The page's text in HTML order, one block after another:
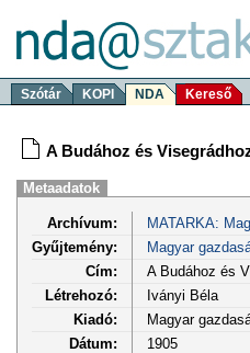
Szótár KOPI NDA Kereső
A Budához és
Metaadatok
Archívum:
MATARKA:
Gyűjtemény:
Magyar
Cím:
A Budához és
Létrehozó:
Iványi Béla
Kiadó:
Magyar
Dátum:
1905